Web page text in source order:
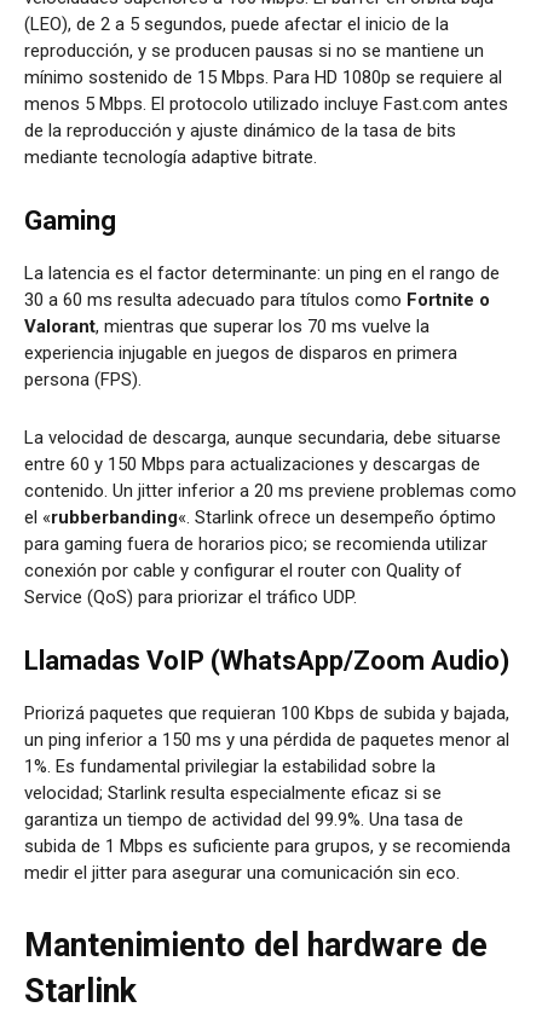
(LEO), de 2 a 5 segundos, puede afectar el inicio de la
reproducción, y se producen pausas si no se mantiene un
mínimo sostenido de 15 Mbps. Para HD 1080p se requiere al
menos 5 Mbps. El protocolo utilizado incluye Fast.com antes
de la reproducción y ajuste dinámico de la tasa de bits
mediante tecnología adaptive bitrate.
Gaming
La latencia es el factor determinante: un ping en el rango de
30 a 60 ms resulta adecuado para títulos como Fortnite o
Valorant, mientras que superar los 70 ms vuelve la
experiencia injugable en juegos de disparos en primera
persona (FPS).
La velocidad de descarga, aunque secundaria, debe situarse
entre 60 y 150 Mbps para actualizaciones y descargas de
contenido. Un jitter inferior a 20 ms previene problemas como
el «rubberbanding«. Starlink ofrece un desempeño óptimo
para gaming fuera de horarios pico; se recomienda utilizar
conexión por cable y configurar el router con Quality of
Service (QoS) para priorizar el tráfico UDP.
Llamadas VoIP (WhatsApp/Zoom Audio)
Priorizá paquetes que requieran 100 Kbps de subida y bajada,
un ping inferior a 150 ms y una pérdida de paquetes menor al
1%. Es fundamental privilegiar la estabilidad sobre la
velocidad; Starlink resulta especialmente eficaz si se
garantiza un tiempo de actividad del 99.9%. Una tasa de
subida de 1 Mbps es suficiente para grupos, y se recomienda
medir el jitter para asegurar una comunicación sin eco.
Mantenimiento del hardware de
Starlink